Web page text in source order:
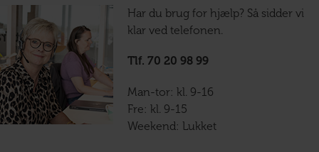
Har du brug for hjælp? Så sidder vi
klar ved telefonen.
Tlf. 70 20 98 99
Man-tor: kl. 9-16
Fre: kl. 9-15
Weekend: Lukket